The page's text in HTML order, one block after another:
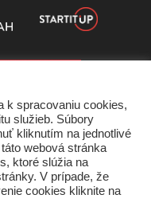
k spracovaniu cookies,
služieb. Súbory
kliknutím na jednotlivé
webová stránka
ktoré slúžia na
V prípade, že
cookies kliknite na